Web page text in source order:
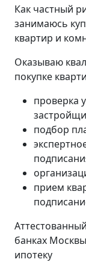
Как частный
занимаюсь
квартир и
Оказываю
покупке
проверка
подбор
прием
банках
ипотеку